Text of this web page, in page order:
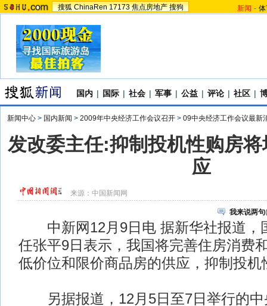
搜狐 ChinaRen 17173 焦点房地产 搜狗 新闻 -
国内 | 国际 | 社会 | 军事 | 公益 | 评论 | 社区 |
新闻中心 > 国内新闻 > 2009年中央经济工作会议召开 > 09中央经济工作会议最新
发改委主任:抑制投机性购房
应
来源： 中国新闻网
我来说两句(
中新网12月9日电 据新华社报道，
任张平9日表示，我国将完善住房消费
低价位和限价商品房的供应，抑制投机
另据报道，12月5日至7日举行的中